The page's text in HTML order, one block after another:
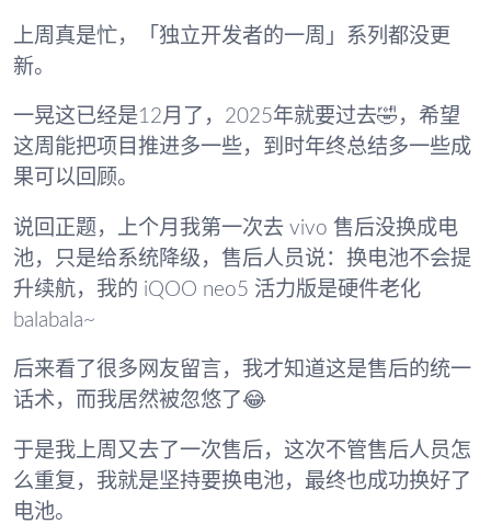
上周真是忙，「独立开发者的一周」系列都没更
新。
一晃这已经是12月了，2025年就要过去🤣，希望
这周能把项目推进多一些，到时年终总结多一些成
果可以回顾。
说回正题，上个月我第一次去 vivo 售后没换成电
池，只是给系统降级，售后人员说：换电池不会提
升续航，我的 iQOO neo5 活力版是硬件老化
balabala~
后来看了很多网友留言，我才知道这是售后的统一
话术，而我居然被忽悠了😂
于是我上周又去了一次售后，这次不管售后人员怎
么重复，我就是坚持要换电池，最终也成功换好了
电池。